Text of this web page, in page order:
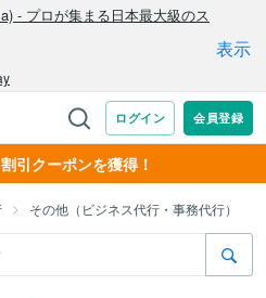
引クーポンを獲得！
その他（ビジネス代行・事務代行）